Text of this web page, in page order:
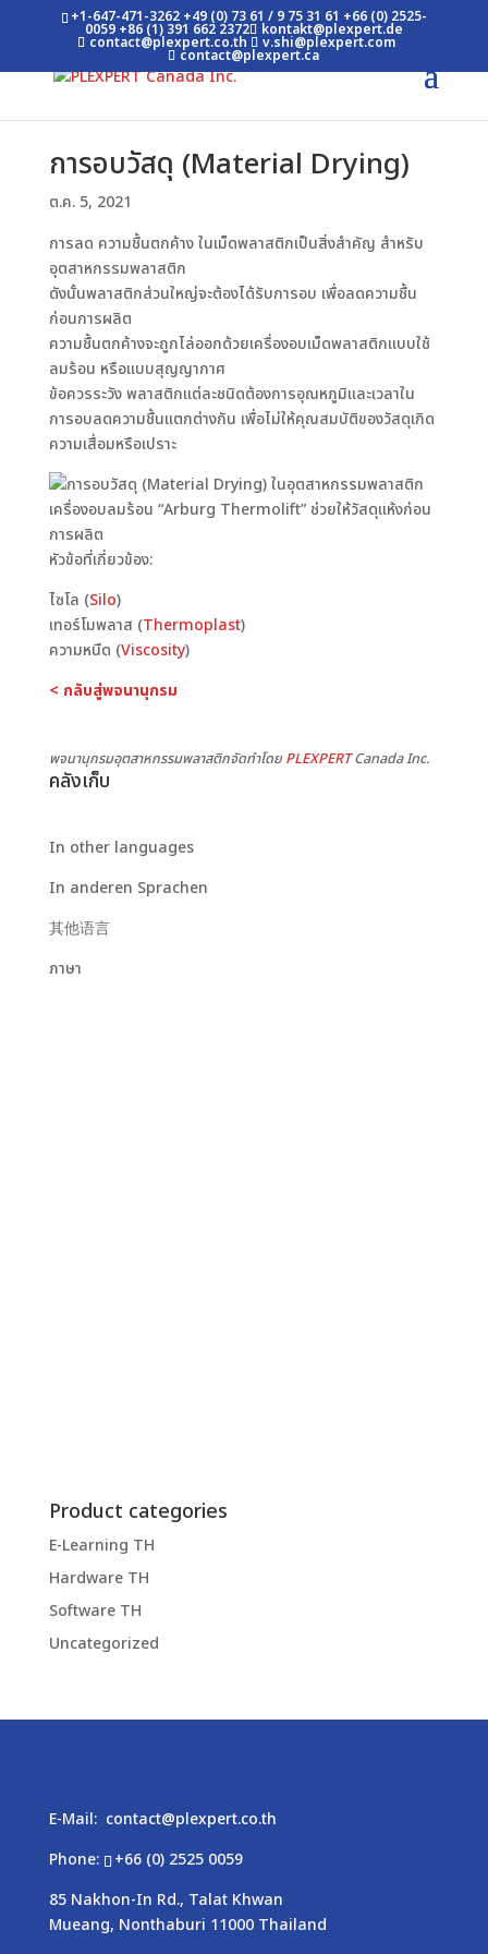
+1-647-471-3262 +49 (0) 73 61 / 9 75 31 61 +66 (0) 2525-
0059 +86 (1) 391 662 2372 kontakt@plexpert.de
contact@plexpert.co.th v.shi@plexpert.com
contact@plexpert.ca
การอบวัสดุ (Material Drying)
ต.ค. 5, 2021
การลด ความชื้นตกค้าง ในเม็ดพลาสติกเป็นสิ่งสำคัญ สำหรับ
อุตสาหกรรมพลาสติก
ดังนั้นพลาสติกส่วนใหญ่จะต้องได้รับการอบ เพื่อลดความชื้น
ก่อนการผลิต
ความชื้นตกค้างจะถูกไล่ออกด้วยเครื่องอบเม็ดพลาสติกแบบใช้
ลมร้อน หรือแบบสุญญากาศ
ข้อควรระวัง พลาสติกแต่ละชนิดต้องการอุณหภูมิและเวลาใน
การอบลดความชื้นแตกต่างกัน เพื่อไม่ให้คุณสมบัติของวัสดุเกิด
ความเสื่อมหรือเปราะ
เครื่องอบลมร้อน “Arburg Thermolift” ช่วยให้วัสดุแห้งก่อน
การผลิต
หัวข้อที่เกี่ยวข้อง:
ไซโล (Silo)
เทอร์โมพลาส (Thermoplast)
ความหนืด (Viscosity)
< กลับสู่พจนานุกรม
พจนานุกรมอุตสาหกรรมพลาสติกจัดทำโดยPLEXPERTCanada Inc.
คลังเก็บ
In other languages
In anderen Sprachen
其他语言
ภาษา
Product categories
E-Learning TH
Hardware TH
Software TH
Uncategorized
E-Mail: contact@plexpert.co.th
Phone:
+66 (0) 2525 0059
85 Nakhon-In Rd., Talat Khwan
Mueang, Nonthaburi 11000 Thailand